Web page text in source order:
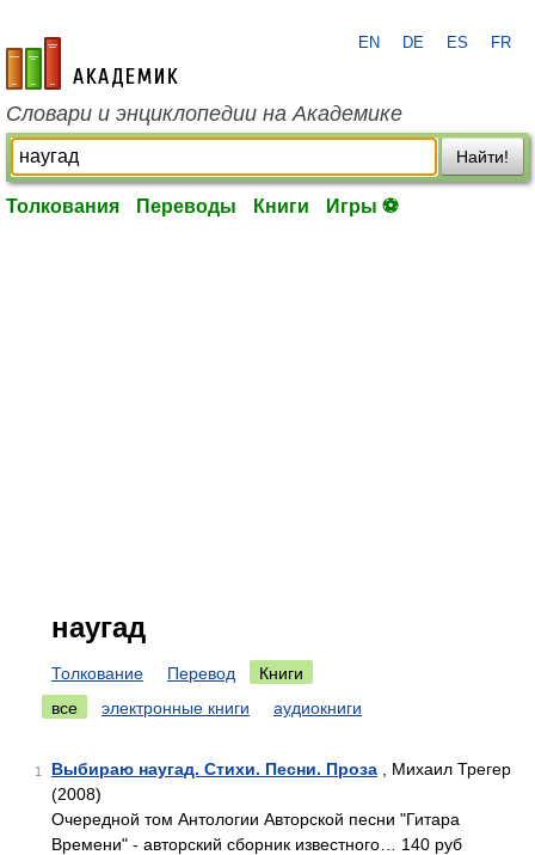
academic.ru
EN DE ES FR
Словари и энциклопедии на Академике
Найти!
Толкования Переводы Книги Игры ⚽
наугад
Толкование Перевод
Книги
все
электронные книги аудиокниги
1 Выбираю наугад. Стихи. Песни. Проза , Михаил Трегер
(2008)
Очередной том Антологии Авторской песни "Гитара
Времени" - авторский сборник известного… 140 руб